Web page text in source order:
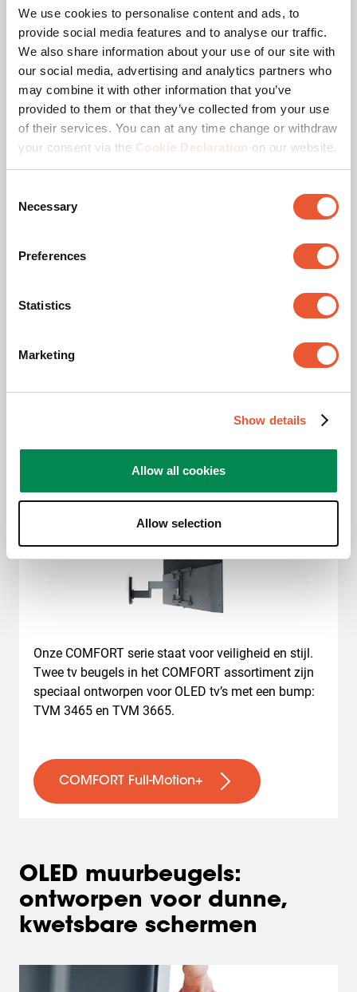
We use cookies to personalise content and ads, to
provide social media features and to analyse our traffic.
We also share information about your use of our site with
our social media, advertising and analytics partners who
may combine it with other information that you’ve
provided to them or that they’ve collected from your use
of their services. You can at any time change or withdraw
your consent via the Cookie Declaration on our website.
Selection
Necessary
Preferences
Statistics
Marketing
Show details
Allow all cookies
Allow selection
Met de SIGNATURE DesignMount haal je een waar
kwaliteit is deze muurbeugel onovertroffen.
Onze COMFORT serie staat voor veiligheid en stijl.
Twee tv beugels in het COMFORT assortiment zijn
speciaal ontworpen voor OLED tv’s met een bump:
TVM 3465 en TVM 3665.
COMFORT Full-Motion+
OLED muurbeugels:
ontworpen voor dunne,
kwetsbare schermen